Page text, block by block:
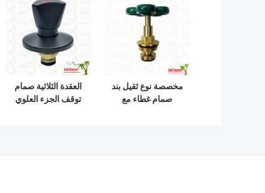
مخصصة نوع ثقيل بند
صمام غطاء مع
العقدة الثلاثية صمام
توقف الجزء العلوي